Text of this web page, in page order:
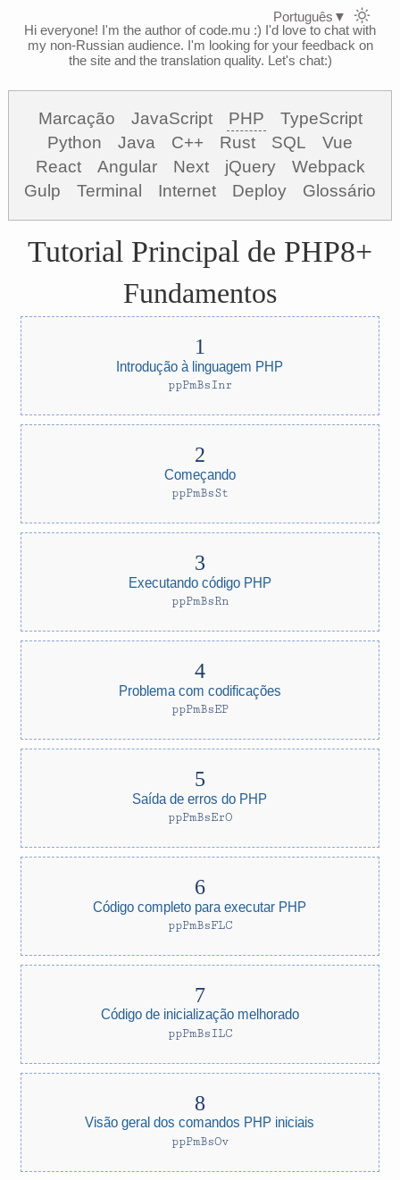
Hi everyone! I'm the author of code.mu :) I'd love to chat with
my non-Russian audience. I'm looking for your feedback on
the site and the translation quality. Let's chat:)
Marcação JavaScript PHP
TypeScript
Python
Java C++ Rust SQL
Vue
React
Angular Next jQuery
Webpack
Gulp
Terminal Internet Deploy Glossário
Tutorial Principal de PHP8+
Fundamentos
Introdução à linguagem PHP
ppPmBsInr
Começando
ppPmBsSt
Executando código PHP
ppPmBsRn
Problema com codificações
ppPmBsEP
Saída de erros do PHP
ppPmBsErO
Código completo para executar PHP
ppPmBsFLC
Código de inicialização melhorado
ppPmBsILC
Visão geral dos comandos PHP iniciais
ppPmBsOv
Português ▼